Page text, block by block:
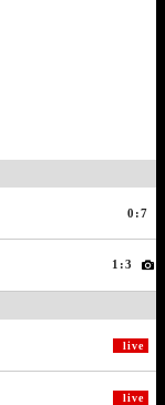
0:7
1:3
live
live